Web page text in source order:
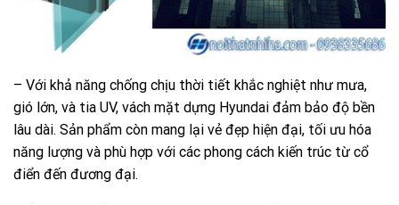
– Với khả năng chống chịu thời tiết khắc nghiệt như mưa,
gió lớn, và tia UV, vách mặt dựng Hyundai đảm bảo độ bền
lâu dài. Sản phẩm còn mang lại vẻ đẹp hiện đại, tối ưu hóa
năng lượng và phù hợp với các phong cách kiến trúc từ cổ
điển đến đương đại.